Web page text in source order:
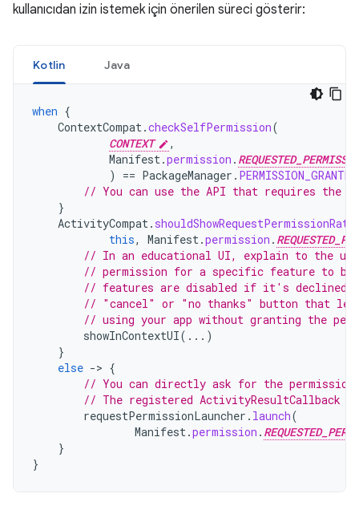
kullanıcıdan izin istemek için önerilen süreci gösterir:
Kotlin Java
when {
ContextCompat.checkSelfPermission(
CONTEXT
,
Manifest.permission .
)
== PackageManager . PERMISSION_GRANTED
// You can use the API that requires the
}
ActivityCompat.
this, Manifest.permission .
// In an educational UI, explain to the
// permission for a specific feature to
// features are disabled if it's
// "cancel" or "no thanks" button that
// using your app without granting the
showInContextUI(...)
}
else -> {
// You can directly ask for the
// The registered ActivityResultCallback
requestPermissionLauncher . launch(
Manifest.permission .
}
}